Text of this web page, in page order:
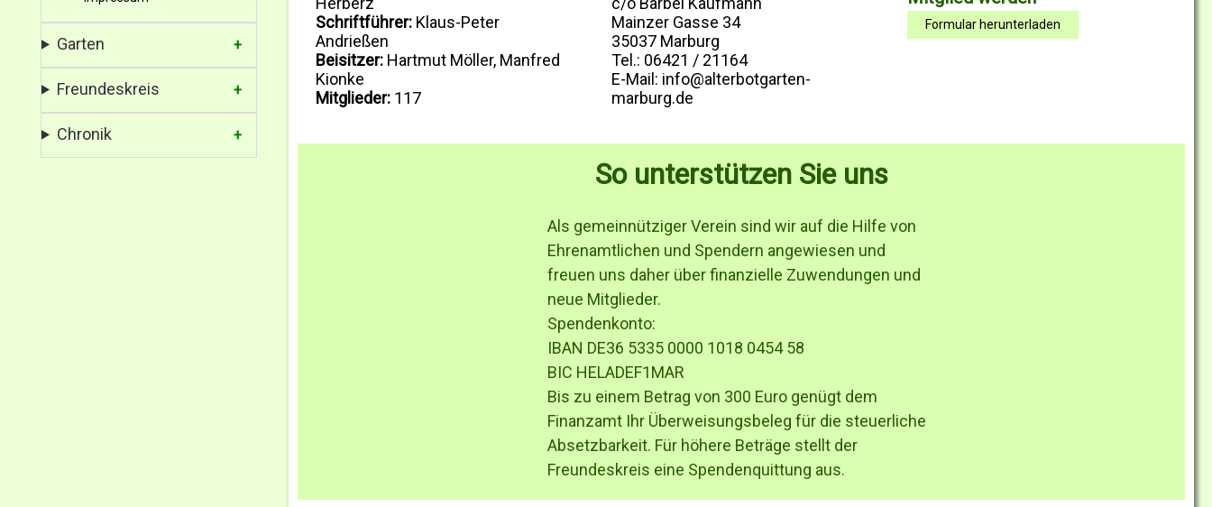
Schriftführer: Klaus-Peter
Andrießen
Beisitzer: Hartmut Möller, Manfred
Kionke
Mitglieder: 117
Mainzer Gasse 34
35037 Marburg
Tel.: 06421 / 21164
E-Mail: info@alterbotgarten-
marburg.de
Formular herunterladen
So unterstützen Sie uns
Als gemeinnütziger Verein sind wir auf die Hilfe von
Ehrenamtlichen und Spendern angewiesen und
freuen uns daher über finanzielle Zuwendungen und
neue Mitglieder.
Spendenkonto:
IBAN DE36 5335 0000 1018 0454 58
BIC HELADEF1MAR
Bis zu einem Betrag von 300 Euro genügt dem
Finanzamt Ihr Überweisungsbeleg für die steuerliche
Absetzbarkeit. Für höhere Beträge stellt der
Freundeskreis eine Spendenquittung aus.
Garten
Freundeskreis
Chronik